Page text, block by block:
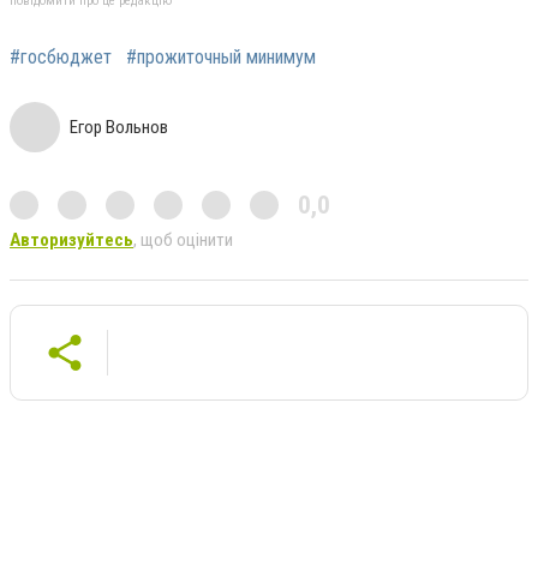
#госбюджет #прожиточный минимум
Егор Вольнов
0,0
Авторизуйтесь, щоб оцінити